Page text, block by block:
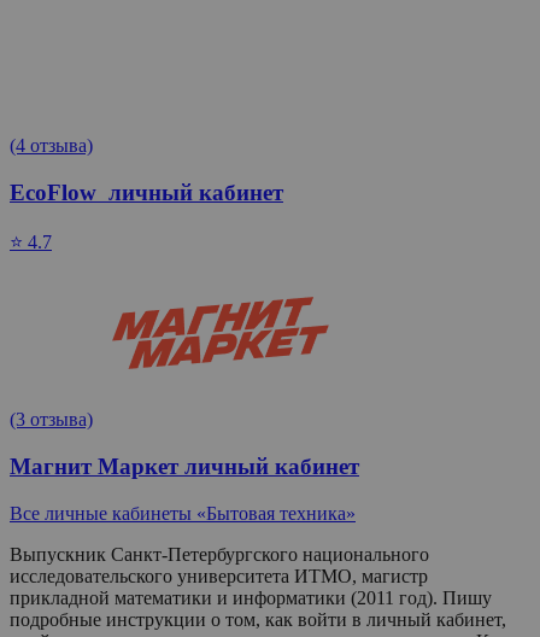
(4 отзыва)
EcoFlow личный кабинет
⭐ 4.7
(3 отзыва)
Магнит Маркет личный кабинет
Все личные кабинеты «Бытовая техника»
Выпускник Санкт-Петербургского национального
исследовательского университета ИТМО, магистр
прикладной математики и информатики (2011 год). Пишу
подробные инструкции о том, как войти в личный кабинет,